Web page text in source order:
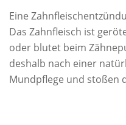
Eine
Das Zahnfleisch ist
oder blutet beim
deshalb nach einer
Mundpflege und stoßen